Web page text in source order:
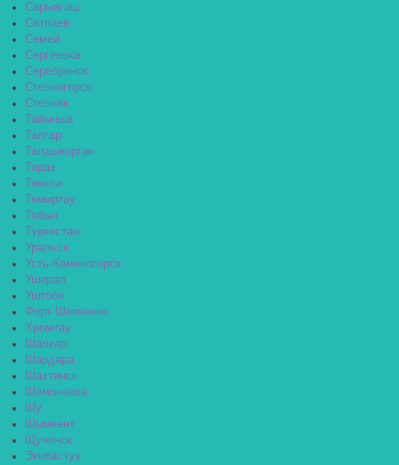
Сарыагаш
Сатпаев
Семей
Сергеевка
Серебрянск
Степногорск
Степняк
Тайынша
Талгар
Талдыкорган
Тараз
Текели
Темиртау
Тобыл
Туркестан
Уральск
Усть-Каменогорск
Ушарал
Уштобе
Форт-Шевченко
Хромтау
Шалкар
Шардара
Шахтинск
Шемонаиха
Шу
Шымкент
Щучинск
Экибастуз